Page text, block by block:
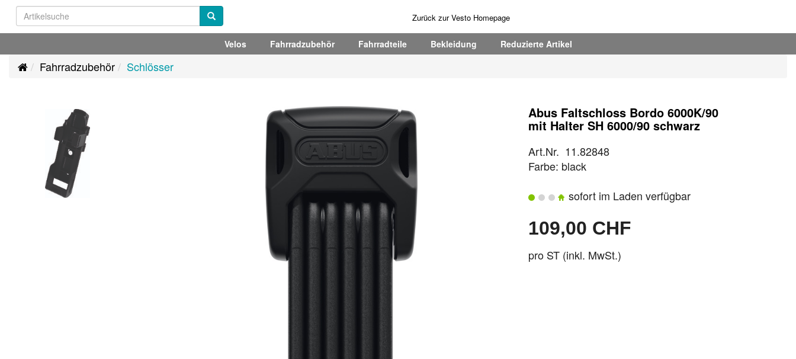
Zurück zur Vesto Homepage
Velos Fahrradzubehör Fahrradteile Bekleidung Reduzierte Artikel
Fahrradzubehör Schlösser
Abus Faltschloss Bordo 6000K/90
mit Halter SH 6000/90 schwarz
Art.Nr. 11.82848
Farbe: black
sofort im Laden verfügbar
109,00 CHF
pro ST (inkl. MwSt.)